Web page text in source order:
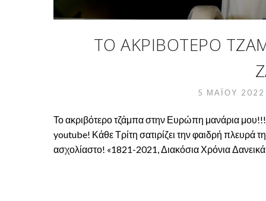
ΤΟ ΑΚΡΙΒΌΤΕΡΟ
5 ΜΑΪ́ΟΥ 2022
Το ακριβότερο τζάμπα στην Ευρώπη μανάρια
youtube! Κάθε Τρίτη σατιρίζει την φαιδρή πλευρά
ασχολίαστο! «1821-2021, Διακόσια Χρόνια